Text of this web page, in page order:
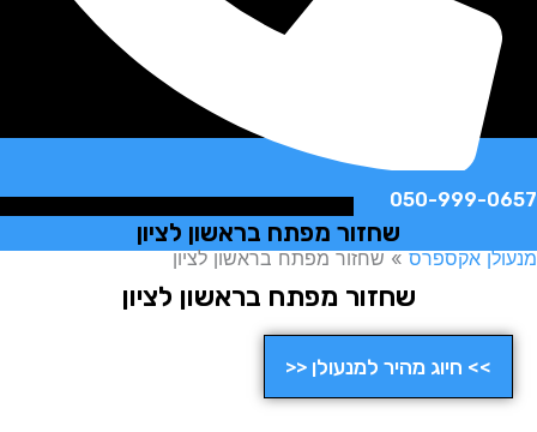
050-999-
שחזור מפתח בראשון לציון
אקספרס»שחזור מפתח בראשון לציון
שחזור מפתח בראשון לציון
>> חיוג מהיר למנעולן <<